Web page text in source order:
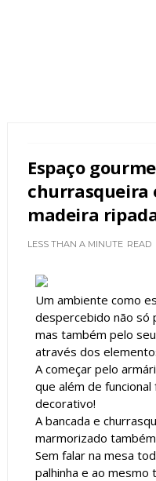
Espaço
churrasqueira
madeira
LESS THAN A MINUTE READ
Um ambiente como
despercebido não só
mas também pelo
através dos
A começar pelo
que além de
decorativo!
A bancada e
marmorizado
Sem falar na mesa
palhinha e ao